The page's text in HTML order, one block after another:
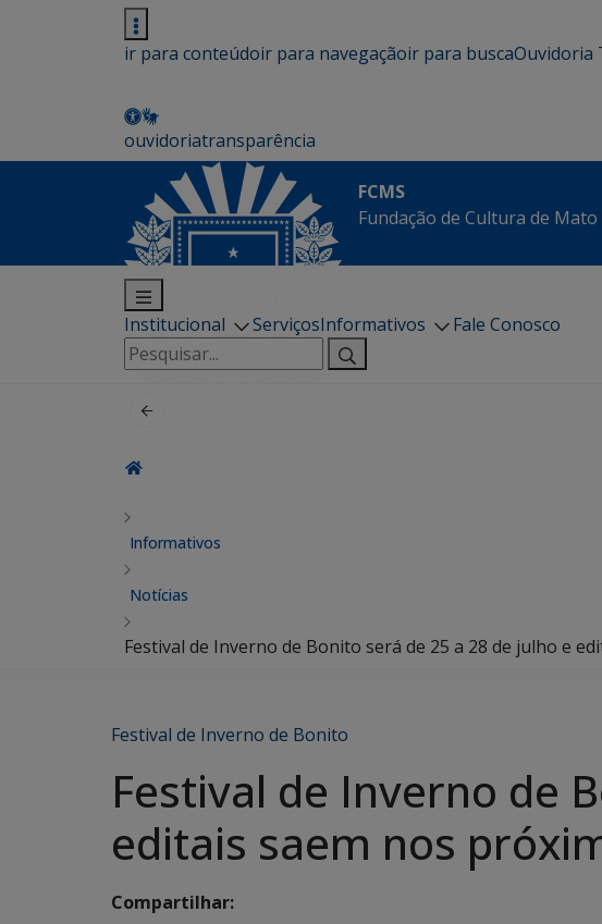
ir para conteúdoir para navegaçãoir para buscaOuvidoria
ouvidoriatransparência
FCMS
Fundação de Cultura de
Institucional ServiçosInformativos
Fale Conosco
Pesquisar
por:
Informativos
Notícias
Festival de Inverno de Bonito será de 25 a 28 de julho e
Festival de Inverno de Bonito
Festival de Inverno de
editais saem nos
Compartilhar: